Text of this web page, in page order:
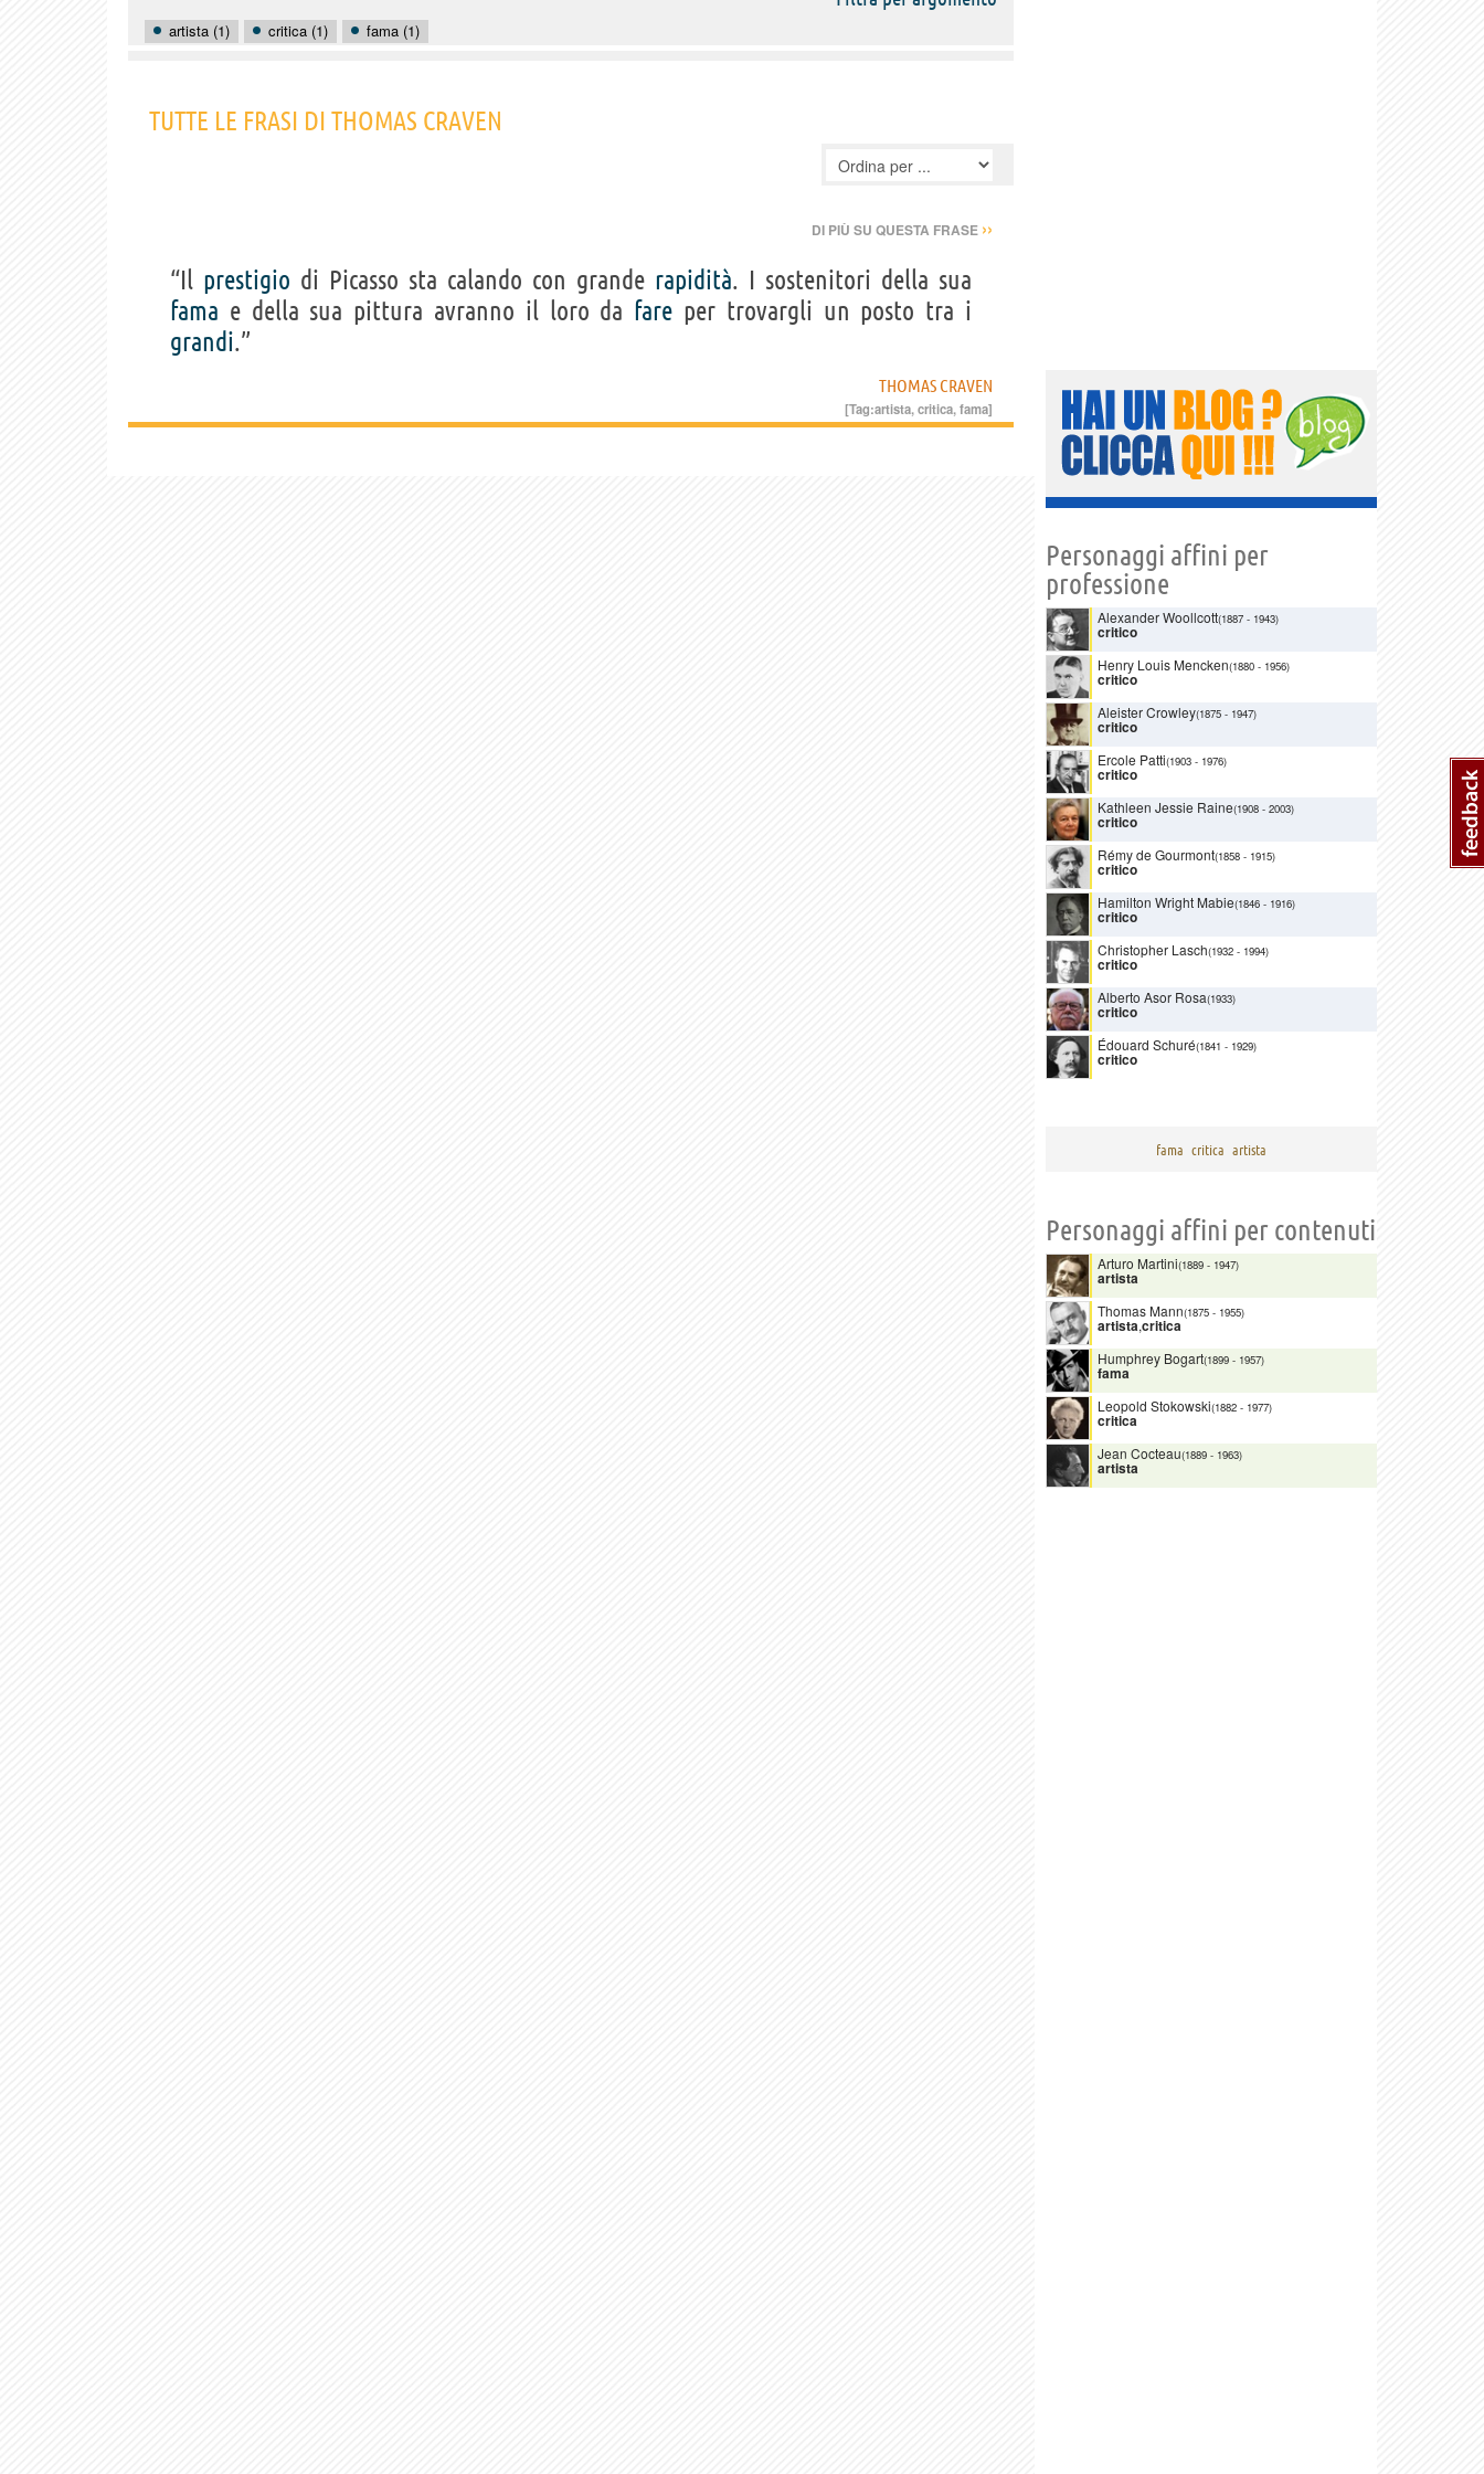
artista (1) critica (1) fama (1)
TUTTE LE FRASI DI THOMAS CRAVEN
DI PIÙ SU QUESTA FRASE ››
“Il prestigio di Picasso sta calando con grande rapidità. I sostenitori della sua
fama e della sua pittura avranno il loro da fare per trovargli un posto tra i
grandi.”
THOMAS CRAVEN
[Tag:artista,critica,fama]
Personaggi affini per
professione
Alexander Woollcott(1887 - 1943)
critico
Henry Louis Mencken(1880 - 1956)
critico
Aleister Crowley(1875 - 1947)
critico
Ercole Patti(1903 - 1976)
critico
Kathleen Jessie Raine(1908 - 2003)
critico
Rémy de Gourmont(1858 - 1915)
critico
Hamilton Wright Mabie(1846 - 1916)
critico
Christopher Lasch(1932 - 1994)
critico
Alberto Asor Rosa(1933)
critico
Édouard Schuré(1841 - 1929)
critico
fama critica artista
Personaggi affini per contenuti
Arturo Martini(1889 - 1947)
artista
Thomas Mann(1875 - 1955)
artista,critica
Humphrey Bogart(1899 - 1957)
fama
Leopold Stokowski(1882 - 1977)
critica
Jean Cocteau(1889 - 1963)
artista